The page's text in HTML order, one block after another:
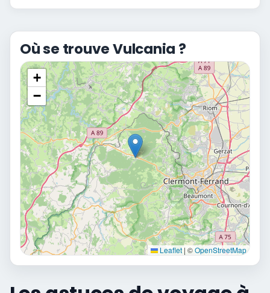
Où se trouve Vulcania ?
+
−
Leaflet | ©OpenStreetMap